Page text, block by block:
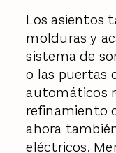
Los asientos
molduras y
sistema de
o las puertas
automáticos
refinamiento
ahora
eléctricos.